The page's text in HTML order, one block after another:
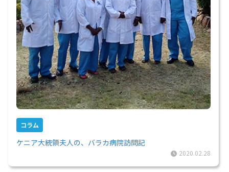
コラム
ケニア大統領夫人の、バラカ病院訪問記
2020.02.28